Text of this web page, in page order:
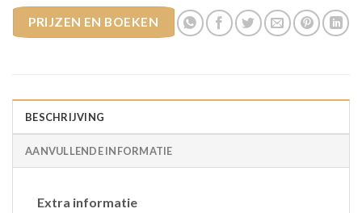
PRIJZEN EN BOEKEN
BESCHRIJVING
AANVULLENDE INFORMATIE
Extra informatie